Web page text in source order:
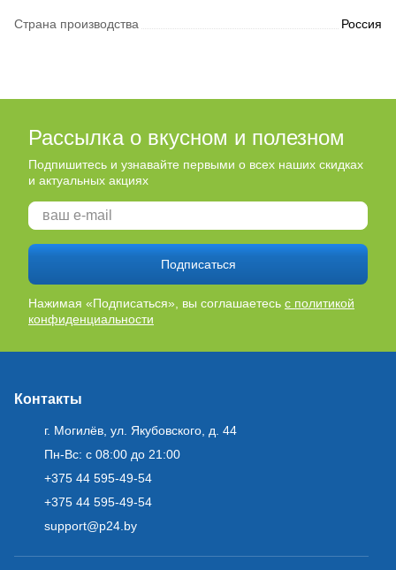
Страна производства Россия
Рассылка о вкусном и полезном
Подпишитесь и узнавайте первыми о всех наших скидках
и актуальных акциях
Подписаться
Нажимая «Подписаться», вы соглашаетесь с политикой
конфиденциальности
Контакты
г. Могилёв, ул. Якубовского, д. 44
Пн-Вс: с 08:00 до 21:00
+375 44 595-49-54
+375 44 595-49-54
support@p24.by